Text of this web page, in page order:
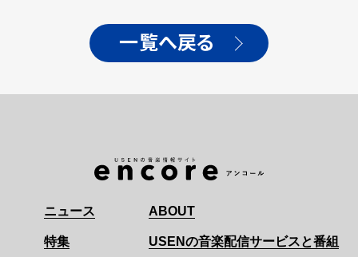
一覧へ戻る
ニュース
特集
ABOUT
USENの音楽配信サービスと番組